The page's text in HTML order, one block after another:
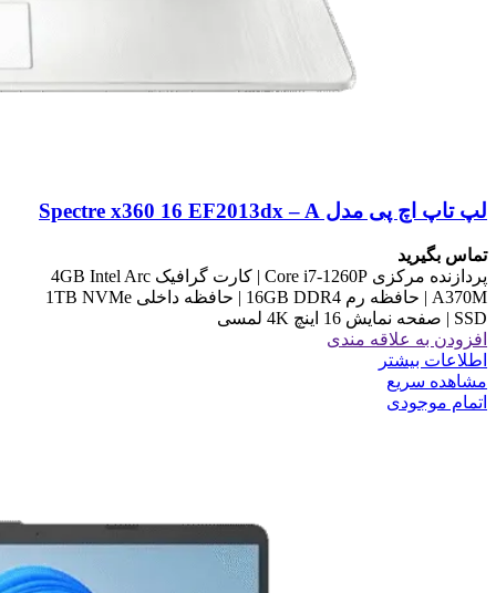
لپ تاپ اچ پی مدل Spectre x360 16 EF2013dx – A
تماس بگیرید
پردازنده مرکزی Core i7-1260P | کارت گرافیک 4GB Intel Arc
A370M | حافظه رم 16GB DDR4 | حافظه داخلی 1TB NVMe
SSD | صفحه نمایش 16 اینچ 4K لمسی
افزودن به علاقه مندی
اطلاعات بیشتر
مشاهده سریع
اتمام موجودی